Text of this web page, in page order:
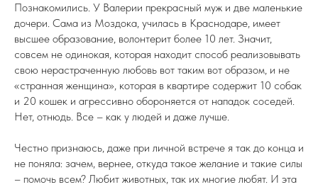
Познакомились. У Валерии прекрасный муж и две маленькие
дочери. Сама из Моздока, училась в Краснодаре, имеет
высшее образование, волонтерит более 10 лет. Значит,
совсем не одинокая, которая находит способ реализовывать
свою нерастраченную любовь вот таким вот образом, и не
«странная женщина», которая в квартире содержит 10 собак
и 20 кошек и агрессивно обороняется от нападок соседей.
Нет, отнюдь. Все – как у людей и даже лучше.
Честно признаюсь, даже при личной встрече я так до конца и
не поняла: зачем, вернее, откуда такое желание и такие силы
– помочь всем? Любит животных, так их многие любят. И эта